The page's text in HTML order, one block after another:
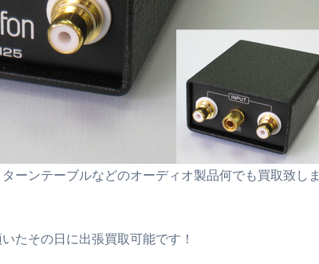
ーンテーブルなどのオーディオ製品何でも買取致しま
たその日に出張買取可能です！